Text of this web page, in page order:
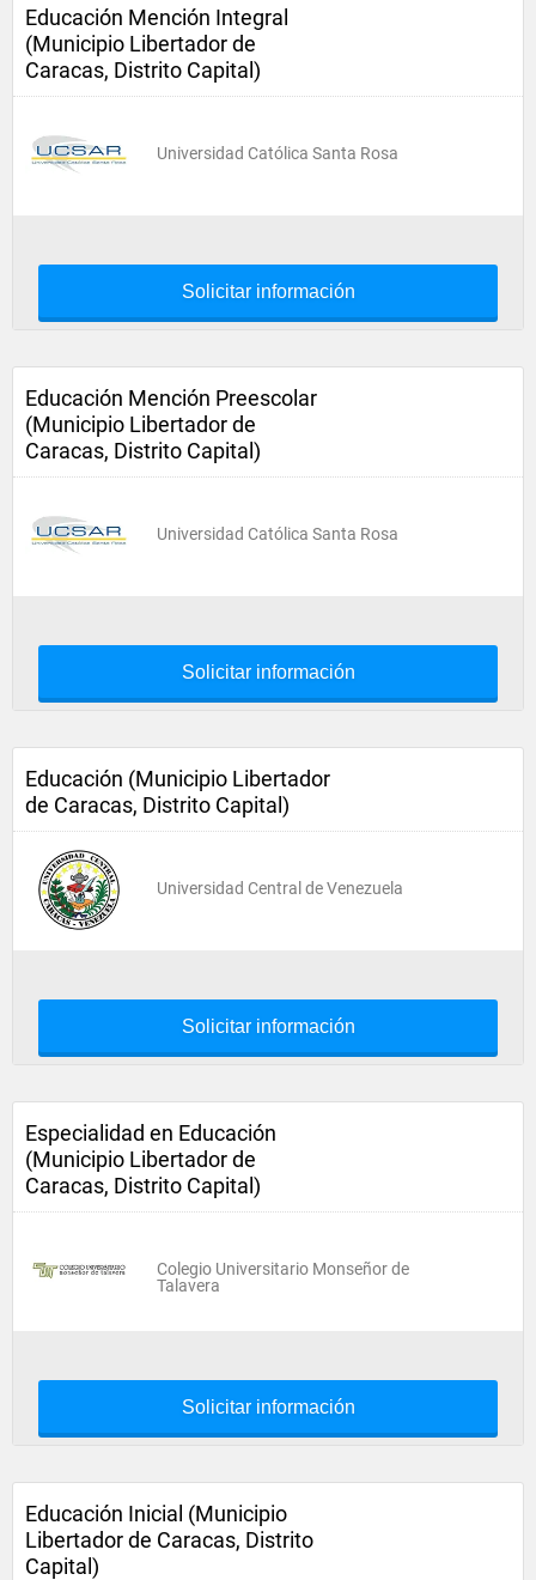
Educación Mención Integral
(Municipio Libertador de
Caracas, Distrito Capital)
Universidad Católica Santa Rosa
Solicitar información
Educación Mención Preescolar
(Municipio Libertador de
Caracas, Distrito Capital)
Universidad Católica Santa Rosa
Solicitar información
Educación (Municipio Libertador
de Caracas, Distrito Capital)
Universidad Central de Venezuela
Solicitar información
Especialidad en Educación
(Municipio Libertador de
Caracas, Distrito Capital)
Colegio Universitario Monseñor de
Talavera
Solicitar información
Educación Inicial (Municipio
Libertador de Caracas, Distrito
Capital)